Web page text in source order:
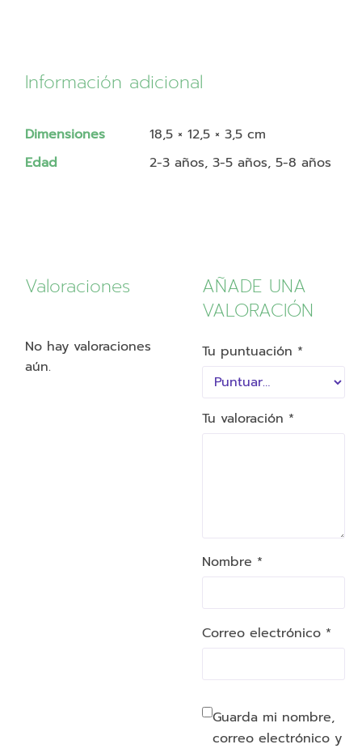
Información adicional
Dimensiones
18,5 × 12,5 × 3,5 cm
Edad
2-3 años, 3-5 años, 5-8 años
Valoraciones
No hay valoraciones
aún.
AÑADE UNA
VALORACIÓN
Tu puntuación *
Tu valoración *
Nombre *
Correo electrónico *
Guarda mi nombre,
correo electrónico y